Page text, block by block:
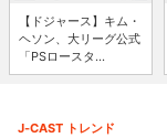
【ドジャース】キム・
ヘソン、大リーグ公式
「PSロースタ...
J-CAST トレンド